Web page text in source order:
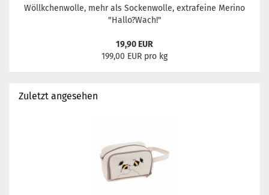
Wöllkchenwolle, mehr als Sockenwolle, extrafeine Merino
"Hallo?Wach!"
19,90 EUR
199,00 EUR pro kg
Zuletzt angesehen